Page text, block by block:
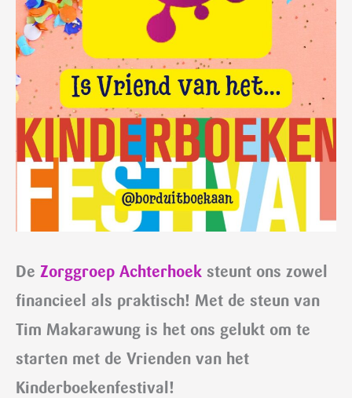
De Zorggroep Achterhoek steunt ons zowel
financieel als praktisch! Met de steun van
Tim Makarawung is het ons gelukt om te
starten met de Vrienden van het
Kinderboekenfestival!